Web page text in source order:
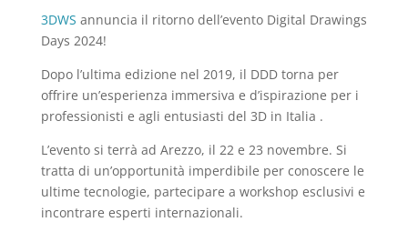
3DWS annuncia il ritorno dell’evento Digital Drawings
Days 2024!
Dopo l’ultima edizione nel 2019, il DDD torna per
offrire un’esperienza immersiva e d’ispirazione per i
professionisti e agli entusiasti del 3D in Italia .
L’evento si terrà ad Arezzo, il 22 e 23 novembre. Si
tratta di un’opportunità imperdibile per conoscere le
ultime tecnologie, partecipare a workshop esclusivi e
incontrare esperti internazionali.